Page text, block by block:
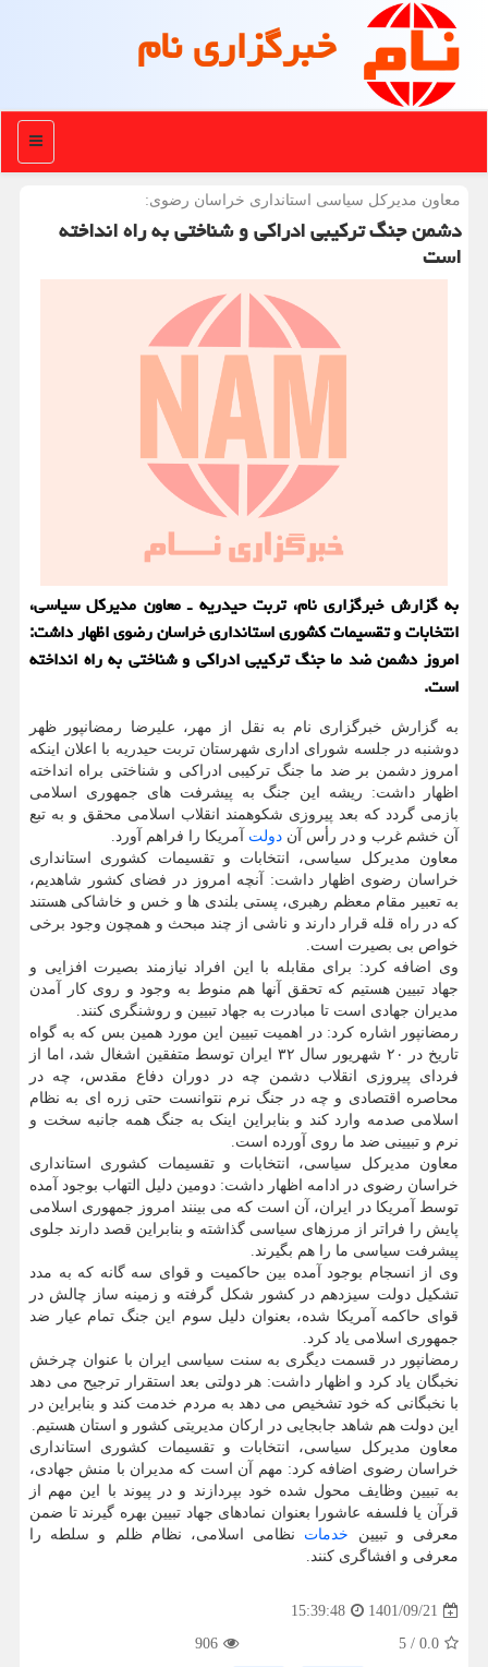
خبرگزاری نام
منو
معاون مدیركل سیاسی استانداری خراسان رضوی:
دشمن جنگ ترکیبی ادراکی و شناختی به راه انداخته
است
به گزارش خبرگزاری نام، تربت حیدریه ـ معاون مدیرکل سیاسی،
انتخابات و تقسیمات کشوری استانداری خراسان رضوی اظهار داشت:
امروز دشمن ضد ما جنگ ترکیبی ادراکی و شناختی به راه انداخته
است.
به گزارش خبرگزاری نام به نقل از مهر، علیرضا رمضانپور ظهر
دوشنبه در جلسه شورای اداری شهرستان تربت حیدریه با اعلان اینکه
امروز دشمن بر ضد ما جنگ ترکیبی ادراکی و شناختی براه انداخته
اظهار داشت: ریشه این جنگ به پیشرفت های جمهوری اسلامی
بازمی گردد که بعد پیروزی شکوهمند انقلاب اسلامی محقق و به تبع
آن خشم غرب و در رأس آن دولت آمریکا را فراهم آورد.
معاون مدیرکل سیاسی، انتخابات و تقسیمات کشوری استانداری
خراسان رضوی اظهار داشت: آنچه امروز در فضای کشور شاهدیم،
به تعبیر مقام معظم رهبری، پستی بلندی ها و خس و خاشاکی هستند
که در راه قله قرار دارند و ناشی از چند مبحث و همچون وجود برخی
خواص بی بصیرت است.
وی اضافه کرد: برای مقابله با این افراد نیازمند بصیرت افزایی و
جهاد تبیین هستیم که تحقق آنها هم منوط به وجود و روی کار آمدن
مدیران جهادی است تا مبادرت به جهاد تبیین و روشنگری کنند.
رمضانپور اشاره کرد: در اهمیت تبیین این مورد همین بس که به گواه
تاریخ در ۲۰ شهریور سال ۳۲ ایران توسط متفقین اشغال شد، اما از
فردای پیروزی انقلاب دشمن چه در دوران دفاع مقدس، چه در
محاصره اقتصادی و چه در جنگ نرم نتوانست حتی زره ای به نظام
اسلامی صدمه وارد کند و بنابراین اینک به جنگ همه جانبه سخت و
نرم و تبیینی ضد ما روی آورده است.
معاون مدیرکل سیاسی، انتخابات و تقسیمات کشوری استانداری
خراسان رضوی در ادامه اظهار داشت: دومین دلیل التهاب بوجود آمده
توسط آمریکا در ایران، آن است که می بینند امروز جمهوری اسلامی
پایش را فراتر از مرزهای سیاسی گذاشته و بنابراین قصد دارند جلوی
پیشرفت سیاسی ما را هم بگیرند.
وی از انسجام بوجود آمده بین حاکمیت و قوای سه گانه که به مدد
تشکیل دولت سیزدهم در کشور شکل گرفته و زمینه ساز چالش در
قوای حاکمه آمریکا شده، بعنوان دلیل سوم این جنگ تمام عیار ضد
جمهوری اسلامی یاد کرد.
رمضانپور در قسمت دیگری به سنت سیاسی ایران با عنوان چرخش
نخبگان یاد کرد و اظهار داشت: هر دولتی بعد استقرار ترجیح می دهد
با نخبگانی که خود تشخیص می دهد به مردم خدمت کند و بنابراین در
این دولت هم شاهد جابجایی در ارکان مدیریتی کشور و استان هستیم.
معاون مدیرکل سیاسی، انتخابات و تقسیمات کشوری استانداری
خراسان رضوی اضافه کرد: مهم آن است که مدیران با منش جهادی،
به تبیین وظایف محول شده خود بپردازند و در پیوند با این مهم از
قرآن یا فلسفه عاشورا بعنوان نمادهای جهاد تبیین بهره گیرند تا ضمن
معرفی و تبیین خدمات نظامی اسلامی، نظام ظلم و سلطه را
معرفی و افشاگری کنند.
1401/09/21
15:39:48
0.0
/
5
906